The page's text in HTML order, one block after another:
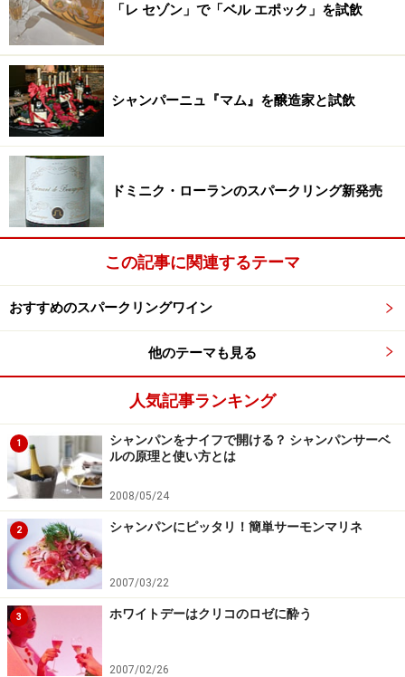
「レ セゾン」で「ベル エポック」を試飲
シャンパーニュ『マム』を醸造家と試飲
ドミニク・ローランのスパークリング新発売
この記事に関連するテーマ
おすすめのスパークリングワイン
他のテーマも見る
人気記事ランキング
1
シャンパンをナイフで開ける？ シャンパンサーベ
ルの原理と使い方とは
2008/05/24
2 シャンパンにピッタリ！簡単サーモンマリネ
2007/03/22
3 ホワイトデーはクリコのロゼに酔う
2007/02/26